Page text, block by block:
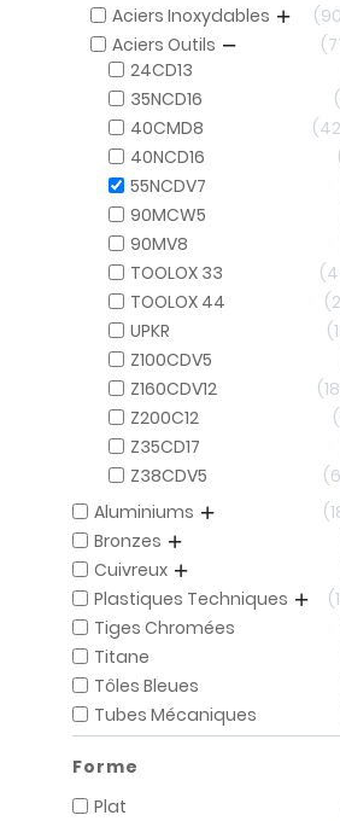
Aciers Inoxydables
Aciers Outils
24CD13
35NCD16
40CMD8
40NCD16
55NCDV7
90MCW5
90MV8
TOOLOX 33
TOOLOX 44
UPKR
Z100CDV5
Z160CDV12
Z200C12
Z35CD17
Z38CDV5
Aluminiums
Bronzes
Cuivreux
Plastiques Techniques
Tiges Chromées
Titane
Tôles Bleues
Tubes Mécaniques
Forme
Plat